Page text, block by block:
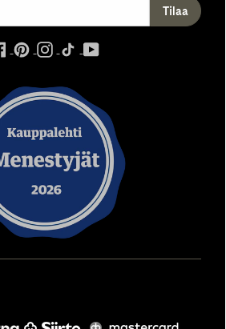
ulkoinen
avautuu
uuteen
välilehteen
ulkoinen
avautuu
uuteen
välilehteen
ulkoinen
avautuu
uuteen
välilehteen
ulkoinen
uuteen
välilehteen
välilehteen